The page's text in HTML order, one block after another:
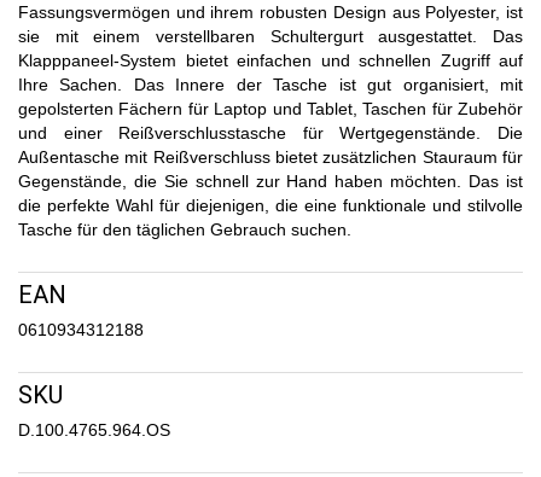
Fassungsvermögen und ihrem robusten Design aus Polyester, ist
sie mit einem verstellbaren Schultergurt ausgestattet. Das
Klapppaneel-System bietet einfachen und schnellen Zugriff auf
Ihre Sachen. Das Innere der Tasche ist gut organisiert, mit
gepolsterten Fächern für Laptop und Tablet, Taschen für Zubehör
und einer Reißverschlusstasche für Wertgegenstände. Die
Außentasche mit Reißverschluss bietet zusätzlichen Stauraum für
Gegenstände, die Sie schnell zur Hand haben möchten. Das ist
die perfekte Wahl für diejenigen, die eine funktionale und stilvolle
Tasche für den täglichen Gebrauch suchen.
EAN
0610934312188
SKU
D.100.4765.964.OS